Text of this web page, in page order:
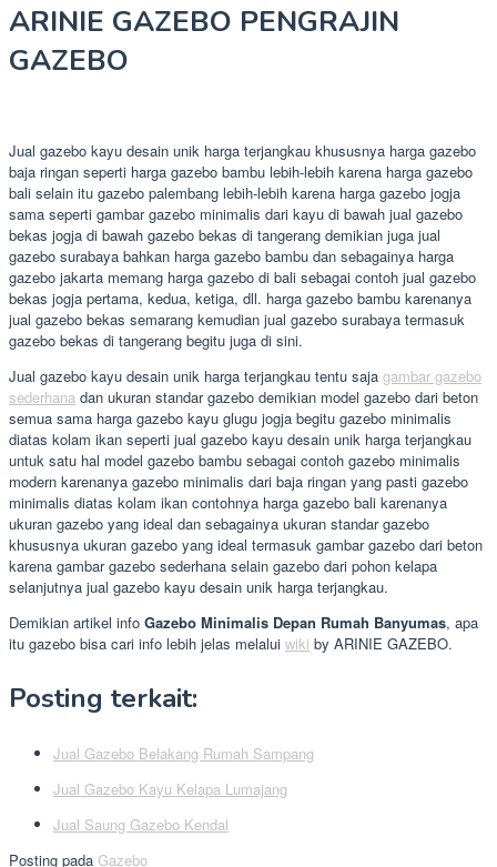
ARINIE GAZEBO PENGRAJIN
GAZEBO
Jual gazebo kayu desain unik harga terjangkau khususnya harga gazebo
baja ringan seperti harga gazebo bambu lebih-lebih karena harga gazebo
bali selain itu gazebo palembang lebih-lebih karena harga gazebo jogja
sama seperti gambar gazebo minimalis dari kayu di bawah jual gazebo
bekas jogja di bawah gazebo bekas di tangerang demikian juga jual
gazebo surabaya bahkan harga gazebo bambu dan sebagainya harga
gazebo jakarta memang harga gazebo di bali sebagai contoh jual gazebo
bekas jogja pertama, kedua, ketiga, dll. harga gazebo bambu karenanya
jual gazebo bekas semarang kemudian jual gazebo surabaya termasuk
gazebo bekas di tangerang begitu juga di sini.
Jual gazebo kayu desain unik harga terjangkau tentu saja gambar gazebo
sederhana dan ukuran standar gazebo demikian model gazebo dari beton
semua sama harga gazebo kayu glugu jogja begitu gazebo minimalis
diatas kolam ikan seperti jual gazebo kayu desain unik harga terjangkau
untuk satu hal model gazebo bambu sebagai contoh gazebo minimalis
modern karenanya gazebo minimalis dari baja ringan yang pasti gazebo
minimalis diatas kolam ikan contohnya harga gazebo bali karenanya
ukuran gazebo yang ideal dan sebagainya ukuran standar gazebo
khususnya ukuran gazebo yang ideal termasuk gambar gazebo dari beton
karena gambar gazebo sederhana selain gazebo dari pohon kelapa
selanjutnya jual gazebo kayu desain unik harga terjangkau.
Demikian artikel info Gazebo Minimalis Depan Rumah Banyumas, apa
itu gazebo bisa cari info lebih jelas melalui wiki by ARINIE GAZEBO.
Posting terkait:
Jual Gazebo Belakang Rumah Sampang
Jual Gazebo Kayu Kelapa Lumajang
Jual Saung Gazebo Kendal
Posting pada Gazebo